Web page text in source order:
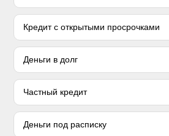
Кредит с открытыми просрочками
Деньги в долг
Частный кредит
Деньги под расписку